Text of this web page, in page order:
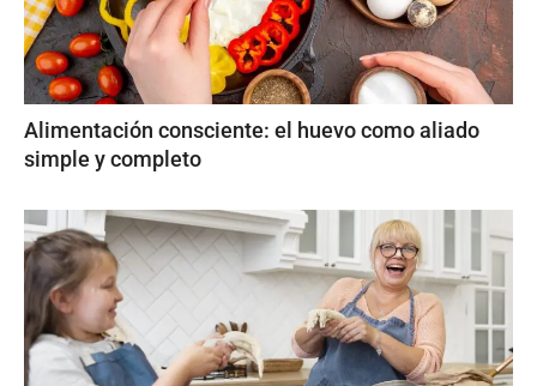
Alimentación consciente: el huevo como aliado
simple y completo